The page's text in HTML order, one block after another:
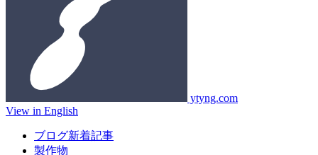
ytyng.com
View in English
ブログ新着記事
製作物